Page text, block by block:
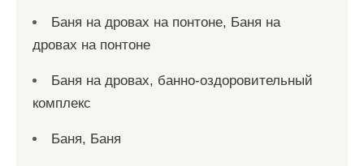
Баня на дровах на понтоне, Баня на
дровах на понтоне
Баня на дровах, банно-оздоровительный
комплекс
Баня, Баня